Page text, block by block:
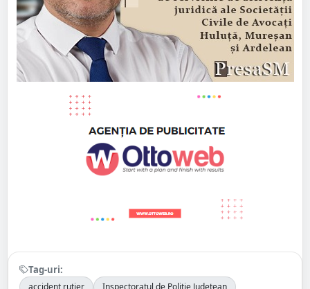
Tag-uri:
accident rutier
Inspectoratul de Poliție Județean